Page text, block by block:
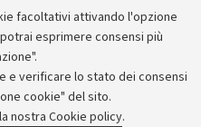
facoltativi attivando l'opzione
esprimere consensi più
e verificare lo stato dei consensi
cookie" del sito.
nostra Cookie policy.
stampa
stampa